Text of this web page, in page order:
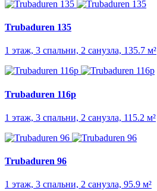
Trubaduren 135
1 этаж, 3 спальни, 2 санузла, 135.7 м²
Trubaduren 116p
1 этаж, 3 спальни, 2 санузла, 115.2 м²
Trubaduren 96
1 этаж, 3 спальни, 2 санузла, 95.9 м²